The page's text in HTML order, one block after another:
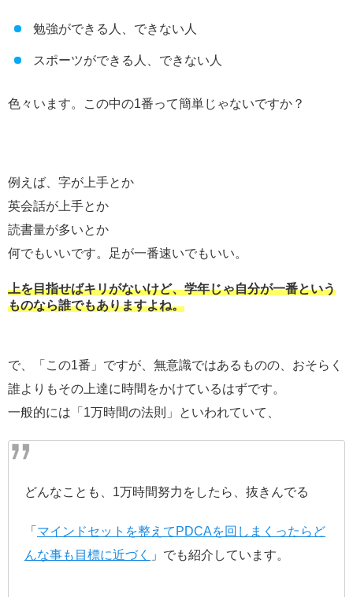
勉強ができる人、できない人
スポーツができる人、できない人
色々います。この中の1番って簡単じゃないですか？
例えば、字が上手とか
英会話が上手とか
読書量が多いとか
何でもいいです。足が一番速いでもいい。
上を目指せばキリがないけど、学年じゃ自分が一番という
ものなら誰でもありますよね。
で、「この1番」ですが、無意識ではあるものの、おそらく
誰よりもその上達に時間をかけているはずです。
一般的には「1万時間の法則」といわれていて、
どんなことも、1万時間努力をしたら、抜きんでる
「 マインドセットを整えてPDCAを回しまくったらど
んな事も目標に近づく
」でも紹介しています。